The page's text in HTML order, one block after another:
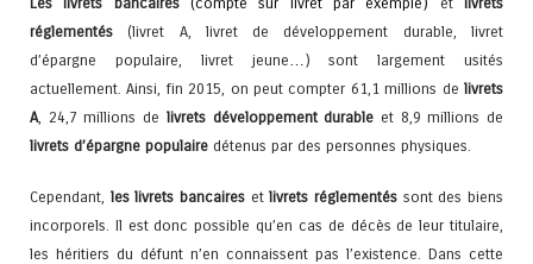
réglementés (livret A, livret de développement durable, livret
d’épargne populaire, livret jeune…) sont largement usités
actuellement. Ainsi, fin 2015, on peut compter 61,1 millions de livrets
A, 24,7 millions de livrets développement durable et 8,9 millions de
livrets d’épargne populaire détenus par des personnes physiques.
Cependant, les livrets bancaires etlivrets réglementés sont des biens
incorporels. Il est donc possible qu’en cas de décès de leur titulaire,
les héritiers du défunt n’en connaissent pas l’existence. Dans cette